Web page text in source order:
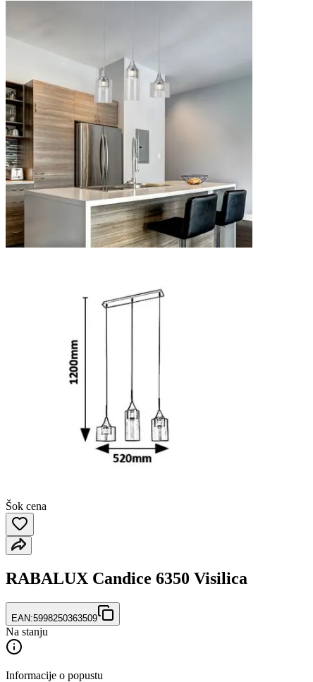
Šok cena
RABALUX Candice 6350 Visilica
EAN:5998250363509
Na stanju
Informacije o popustu